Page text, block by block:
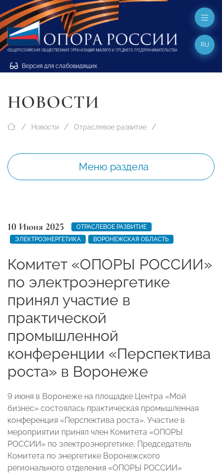
Версия для слабовидящих
RU
НОВОСТИ
Новости Отраслевое развитие
Меню раздела
10 Июня 2025
ОТРАСЛЕВОЕ РАЗВИТИЕ
ЭЛЕКТРОЭНЕРГЕТИКА
ВОРОНЕЖСКАЯ ОБЛАСТЬ
Комитет «ОПОРЫ РОССИИ»
по электроэнергетике
принял участие в
практической
промышленной
конференции «Перспектива
роста» в Воронеже
9 июня в Воронеже на площадке Центра «Мой
бизнес» состоялась практическая промышленная
конференция «Перспектива роста». Участие в
мероприятии принял член Комитета «ОПОРЫ
РОССИИ» по электроэнергетике, Председатель
Комитета по энергетике Воронежского
регионального отделения «ОПОРЫ РОССИИ»